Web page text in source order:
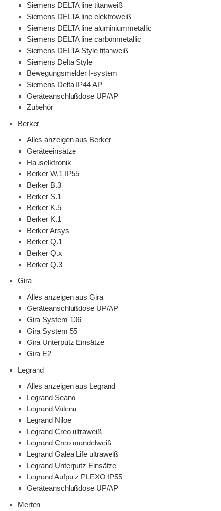
Siemens DELTA line titanweiß
Siemens DELTA line elektroweiß
Siemens DELTA line aluminiummetallic
Siemens DELTA line carbonmetallic
Siemens DELTA Style titanweiß
Siemens Delta Style
Bewegungsmelder I-system
Siemens Delta IP44 AP
Geräteanschlußdose UP/AP
Zubehör
Berker
Alles anzeigen aus Berker
Geräteeinsätze
Hauselktronik
Berker W.1 IP55
Berker B.3
Berker S.1
Berker K.5
Berker K.1
Berker Arsys
Berker Q.1
Berker Q.x
Berker Q.3
Gira
Alles anzeigen aus Gira
Geräteanschlußdose UP/AP
Gira System 106
Gira System 55
Gira Unterputz Einsätze
Gira E2
Legrand
Alles anzeigen aus Legrand
Legrand Seano
Legrand Valena
Legrand Niloe
Legrand Creo ultraweiß
Legrand Creo mandelweiß
Legrand Galea Life ultraweiß
Legrand Unterputz Einsätze
Legrand Aufputz PLEXO IP55
Geräteanschlußdose UP/AP
Merten